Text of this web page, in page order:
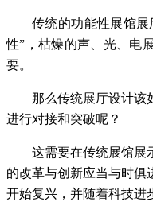
传统的功能性展馆
性”，枯燥的声、光、电
要。
那么传统展厅设计该
进行对接和突破呢？
这需要在传统展馆展
的改革与创新应当与时俱
开始复兴，并随着科技进